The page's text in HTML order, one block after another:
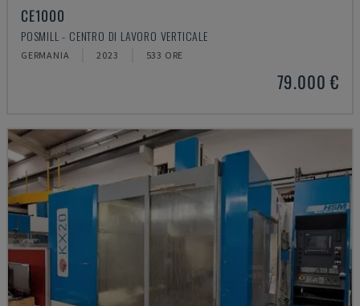
CE1000
POSMILL - CENTRO DI LAVORO VERTICALE
GERMANIA 2023 533 ORE
79.000 €